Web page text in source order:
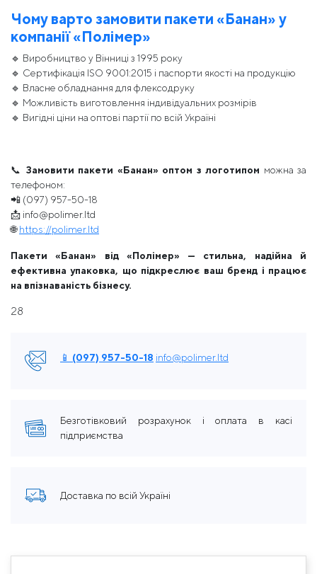
Чому варто замовити пакети «Банан» у
компанії «Полімер»
🔹 Виробництво у Вінниці з 1995 року
🔹 Сертифікація ISO 9001:2015 і паспорти якості на продукцію
🔹 Власне обладнання для флексодруку
🔹 Можливість виготовлення індивідуальних розмірів
🔹 Вигідні ціни на оптові партії по всій Україні
📞 Замовити пакети «Банан» оптом з логотипом можна за
телефоном:
📲 (097) 957-50-18
📩 info@polimer.ltd
🌐https://polimer.ltd
Пакети «Банан» від «Полімер» — стильна, надійна й
ефективна упаковка, що підкреслює ваш бренд і працює
на впізнаваність бізнесу.
28
📱 (097) 957-50-18 info@polimer.ltd
Безготівковий розрахунок і оплата в касі
підприємства
Доставка по всій Україні